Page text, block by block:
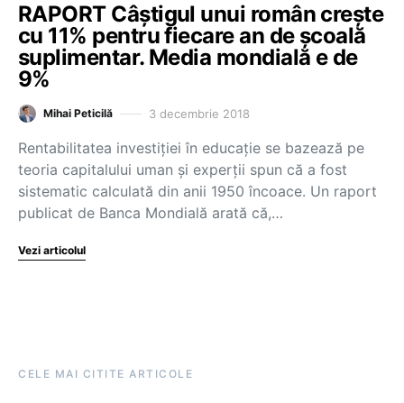
RAPORT Câștigul unui român crește
cu 11% pentru fiecare an de școală
suplimentar. Media mondială e de
9%
Mihai Peticilă 3 decembrie 2018
Rentabilitatea investiției în educație se bazează pe
teoria capitalului uman și experții spun că a fost
sistematic calculată din anii 1950 încoace. Un raport
publicat de Banca Mondială arată că,…
Vezi articolul
CELE MAI CITITE ARTICOLE